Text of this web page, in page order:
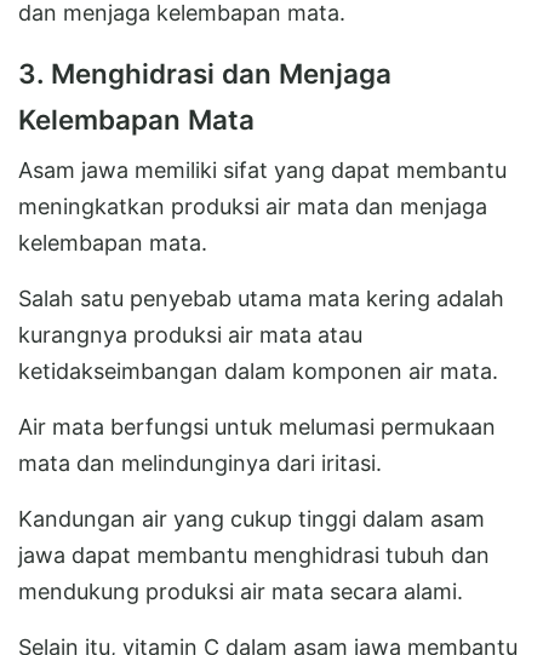
dan menjaga kelembapan mata.
3. Menghidrasi dan Menjaga
Kelembapan Mata
Asam jawa memiliki sifat yang dapat membantu
meningkatkan produksi air mata dan menjaga
kelembapan mata.
Salah satu penyebab utama mata kering adalah
kurangnya produksi air mata atau
ketidakseimbangan dalam komponen air mata.
Air mata berfungsi untuk melumasi permukaan
mata dan melindunginya dari iritasi.
Kandungan air yang cukup tinggi dalam asam
jawa dapat membantu menghidrasi tubuh dan
mendukung produksi air mata secara alami.
Selain itu, vitamin C dalam asam jawa membantu